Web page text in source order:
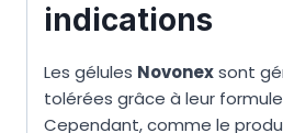
indications
Les gélules Novonexsont
tolérées grâce à leur
Cependant, comme le